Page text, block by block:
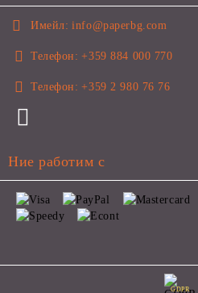
Имейл: info@paperbg.com
Телефон: +359 884 000 770
Телефон: +359 2 980 76 76
Ние работим с
GDPR